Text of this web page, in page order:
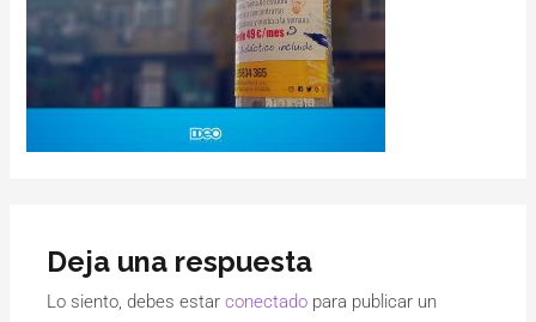
Deja una respuesta
Lo siento, debes estarconectado para publicar un